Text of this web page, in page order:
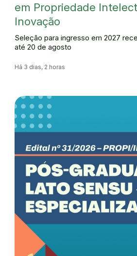
em Propriedade
Inovação
Seleção para ingresso em 2027
até 20 de agosto
Há 3 dias, 2 horas